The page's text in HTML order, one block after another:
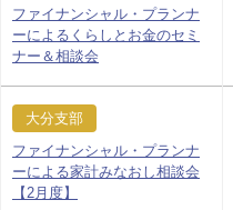
ファイナンシャル・プランナ
ーによるくらしとお金のセミ
ナー＆相談会
大分支部
ファイナンシャル・プランナ
ーによる家計みなおし相談会
【2月度】